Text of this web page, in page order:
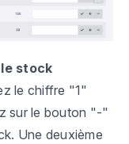
stock
le chiffre "1"
sur le bouton "-"
Une deuxième